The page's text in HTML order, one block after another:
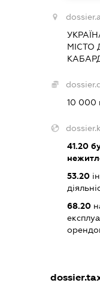
МІСТО
10 000
41.20
53.20
68.20